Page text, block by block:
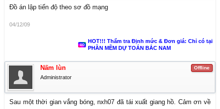
Đồ án lập tiến độ theo sơ đồ mạng
04/12/09
HOT!!! Thẩm tra Định mức & Đơn giá: Chỉ có tại
PHẦN MỀM DỰ TOÁN BẮC NAM
Offline
Nấm lùn
Administrator
Sau một thời gian vắng bóng, nxh07 đã tái xuất giang hồ. Cảm ơn về